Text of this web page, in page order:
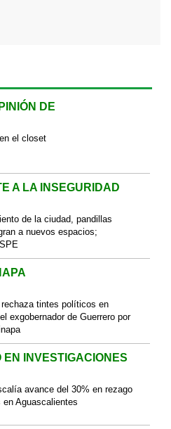
DE
el closet
A LA INSEGURIDAD
de la ciudad, pandillas
a nuevos espacios;
tintes políticos en
exgobernador de Guerrero por
EN INVESTIGACIONES
avance del 30% en rezago
en Aguascalientes